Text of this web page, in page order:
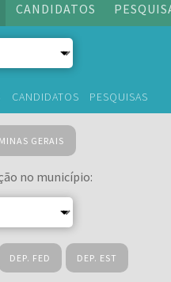
CANDIDATOS
CANDIDATOS PESQUISAS
GERAIS
no município:
DEP. FED DEP. EST